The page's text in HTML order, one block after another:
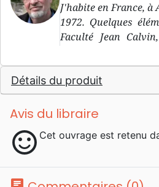
J'habite en France, à
1972. Quelques
Faculté Jean
réformée,
systématique.
Amsterdam,
Westminster
Quelques-uns de
nos enfants et petits-
Pourquoi j'écris
de la prédication et
Détails du produit
Avis du libraire
sentiment_satisfied Cet ouvrage est retenu